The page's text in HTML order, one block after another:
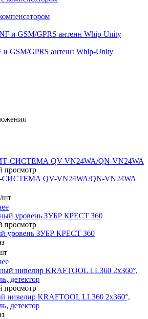
и GSM/GPRS антенн Whip-Unity
просмотр
QV-VN24WA/QN-VN24WA
/шт
просмотр
уровень ЗУБР КРЕСТ 360
просмотр
нивелир KRAFTOOL LL360 2х360°,
детектор